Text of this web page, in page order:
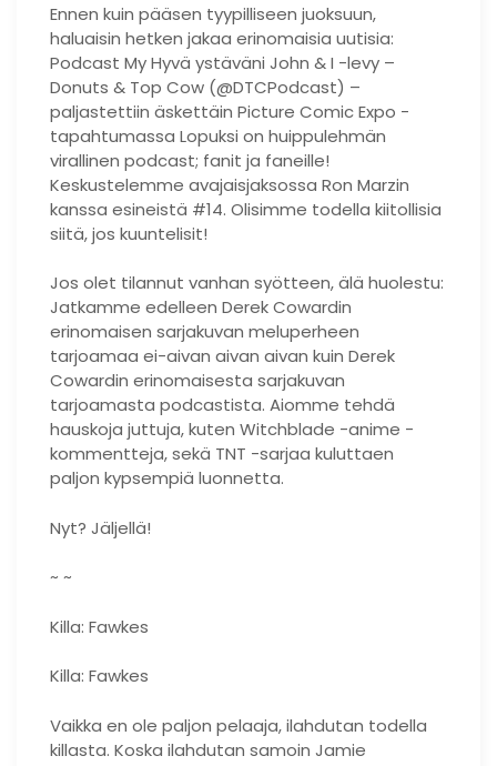
Ennen kuin pääsen tyypilliseen juoksuun,
haluaisin hetken jakaa erinomaisia ​​uutisia:
Podcast My Hyvä ystäväni John & I -levy –
Donuts & Top Cow (@DTCPodcast) –
paljastettiin äskettäin Picture Comic Expo -
tapahtumassa Lopuksi on huippulehmän
virallinen podcast; fanit ja faneille!
Keskustelemme avajaisjaksossa Ron Marzin
kanssa esineistä #14. Olisimme todella kiitollisia
siitä, jos kuuntelisit!
Jos olet tilannut vanhan syötteen, älä huolestu:
Jatkamme edelleen Derek Cowardin
erinomaisen sarjakuvan meluperheen
tarjoamaa ei-aivan aivan aivan kuin Derek
Cowardin erinomaisesta sarjakuvan
tarjoamasta podcastista. Aiomme tehdä
hauskoja juttuja, kuten Witchblade -anime -
kommentteja, sekä TNT -sarjaa kuluttaen
paljon kypsempiä luonnetta.
Nyt? Jäljellä!
~ ~
Killa: Fawkes
Killa: Fawkes
Vaikka en ole paljon pelaaja, ilahdutan todella
killasta. Koska ilahdutan samoin Jamie